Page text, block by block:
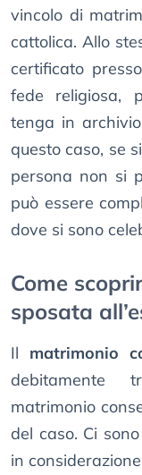
vincolo di
cattolica. Allo
certificato
fede religiosa,
tenga in
questo caso, se
persona non si
può essere
dove si sono
Come
sposata
Il matrimonio
debitamente
matrimonio
del caso. Ci
in